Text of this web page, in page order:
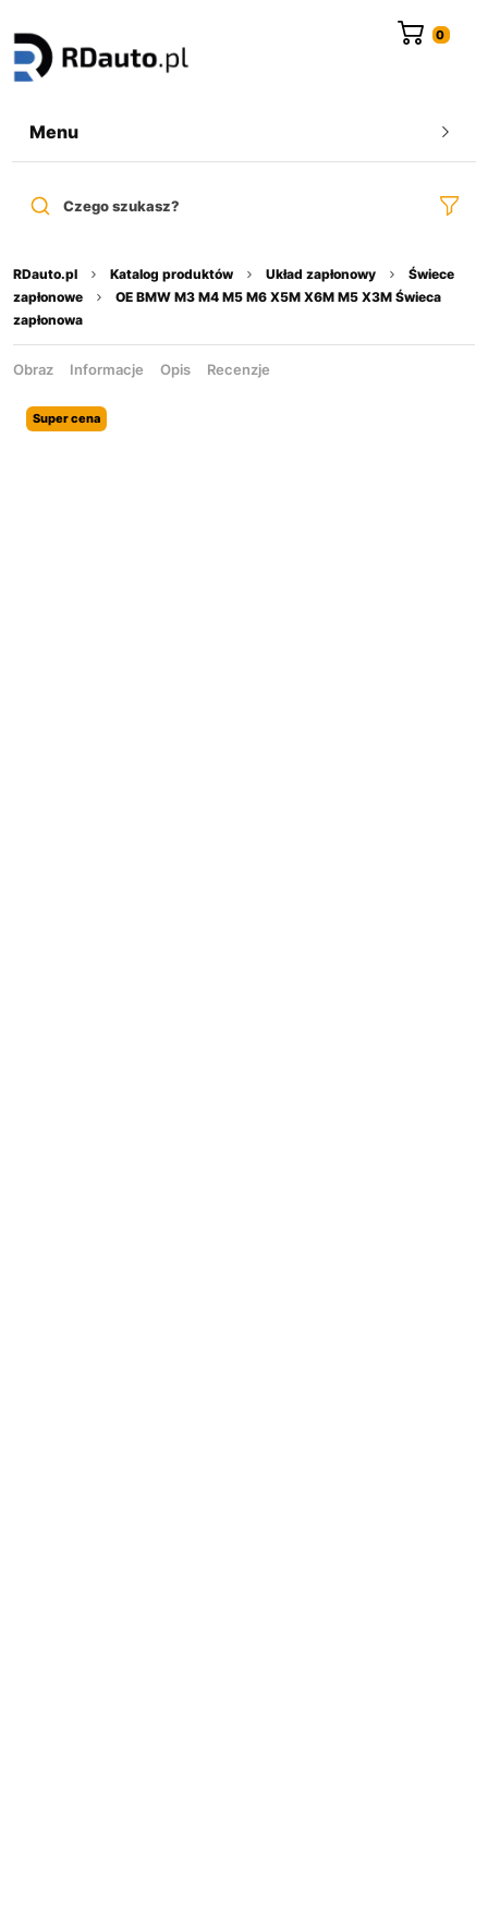
Menu
Czego szukasz?
RDauto.pl Katalog produktów Układ zapłonowy
Świece
zapłonowe
OE BMW M3 M4 M5 M6 X5M X6M M5 X3M Świeca
zapłonowa
Obraz Informacje Opis Recenzje
Super cena